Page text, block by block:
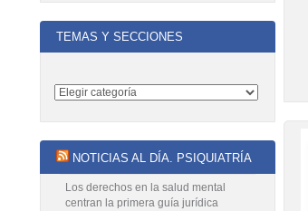
TEMAS Y SECCIONES
NOTICIAS AL DÍA. PSIQUIATRÍA
Los derechos en la salud mental
centran la primera guía jurídica